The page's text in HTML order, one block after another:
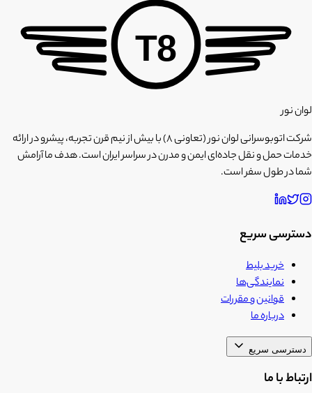
T8
لوان نور
شرکت اتوبوسرانی لوان نور (تعاونی ۸) با بیش از نیم قرن تجربه، پیشرو در ارائه
خدمات حمل و نقل جاده‌ای ایمن و مدرن در سراسر ایران است. هدف ما آرامش
شما در طول سفر است.
دسترسی سریع
خرید بلیط
نمایندگی‌ها
قوانین و مقررات
درباره ما
دسترسی سریع
ارتباط با ما